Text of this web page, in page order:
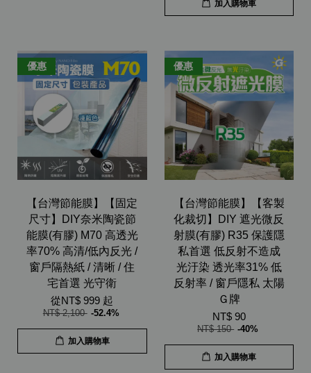
加入購物車
優惠
【台灣節能膜】【固定
尺寸】DIY奈米陶瓷節
能膜(有膠) M70 高透光
率70% 高清/低內反光 /
窗戶隔熱紙 / 清晰 / 住
宅首選 光守衛
從NT$ 999 起
NT$ 2,100 -52.4%
加入購物車
優惠
【台灣節能膜】【客製
化裁切】DIY 遮光微反
射膜(有膠) R35 保護隱
私首選 低反射不造成
光汙染 透光率31% 低
反射率 / 窗戶隱私 太陽
Ｇ牌
NT$ 90
NT$ 150 -40%
加入購物車